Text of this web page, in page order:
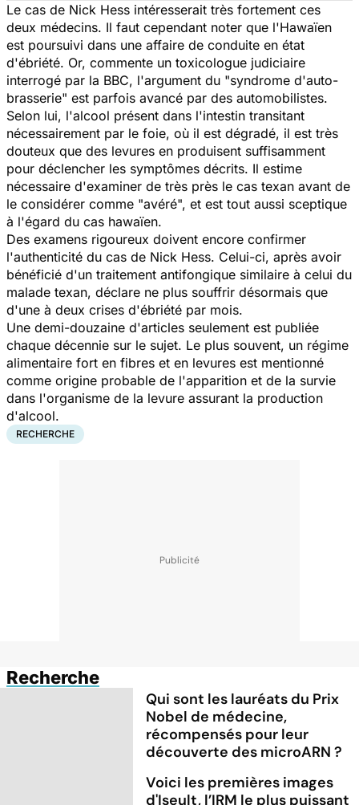
Le cas de Nick Hess intéresserait très fortement ces
deux médecins. Il faut cependant noter que l'Hawaïen
est poursuivi dans une affaire de conduite en état
d'ébriété. Or, commente un toxicologue judiciaire
interrogé par la BBC, l'argument du "syndrome d'auto-
brasserie" est parfois avancé par des automobilistes.
Selon lui, l'alcool présent dans l'intestin transitant
nécessairement par le foie, où il est dégradé, il est très
douteux que des levures en produisent suffisamment
pour déclencher les symptômes décrits. Il estime
nécessaire d'examiner de très près le cas texan avant de
le considérer comme "avéré", et est tout aussi sceptique
à l'égard du cas hawaïen.
Des examens rigoureux doivent encore confirmer
l'authenticité du cas de Nick Hess. Celui-ci, après avoir
bénéficié d'un traitement antifongique similaire à celui du
malade texan, déclare ne plus souffrir désormais que
d'une à deux crises d'ébriété par mois.
Une demi-douzaine d'articles seulement est publiée
chaque décennie sur le sujet. Le plus souvent, un régime
alimentaire fort en fibres et en levures est mentionné
comme origine probable de l'apparition et de la survie
dans l'organisme de la levure assurant la production
d'alcool.
RECHERCHE
Recherche
Qui sont les lauréats du Prix
Nobel de médecine,
récompensés pour leur
découverte des microARN ?
Voici les premières images
d'Iseult, l’IRM le plus puissant